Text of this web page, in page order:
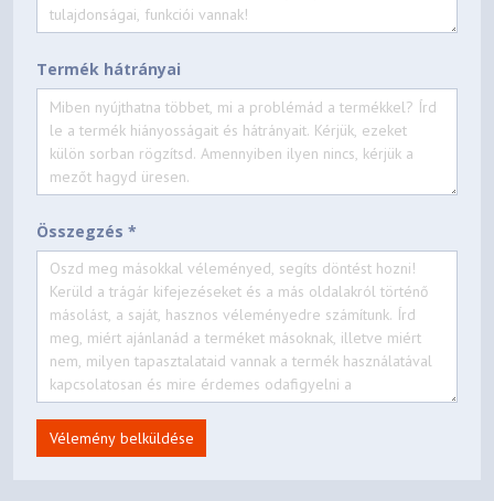
Termék hátrányai
Összegzés *
Vélemény belküldése